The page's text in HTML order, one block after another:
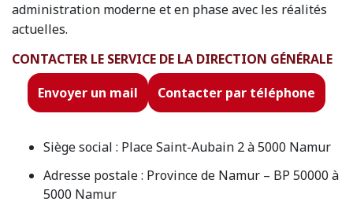
administration moderne et en phase avec les réalités
actuelles.
CONTACTER LE SERVICE DE LA DIRECTION GÉNÉRALE
Envoyer un mail
Contacter par téléphone
Siège social : Place Saint-Aubain 2 à 5000 Namur
Adresse postale : Province de Namur – BP 50000 à
5000 Namur